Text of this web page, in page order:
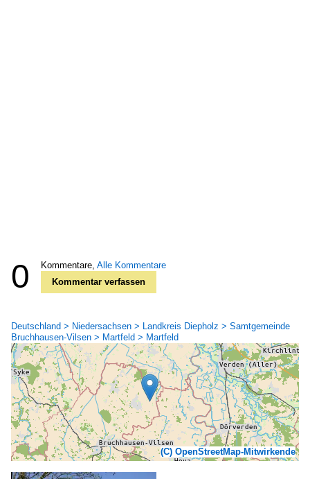
0 Kommentare, Alle Kommentare
Kommentar verfassen
Deutschland > Niedersachsen > Landkreis Diepholz > Samtgemeinde
Bruchhausen-Vilsen > Martfeld > Martfeld
(C) OpenStreetMap-Mitwirkende